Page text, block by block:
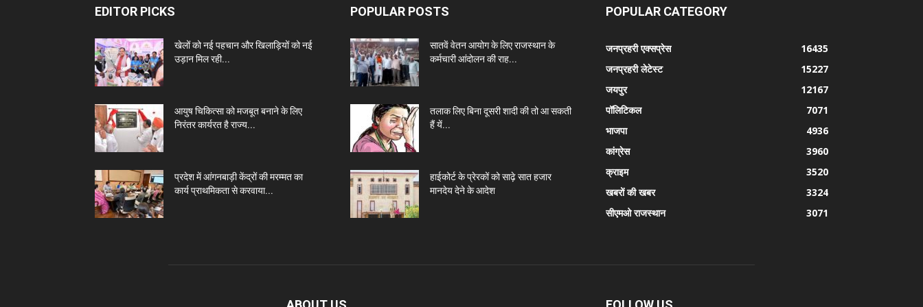
EDITOR PICKS
खेलों को नई पहचान और खिलाड़ियों को नई
उड़ान मिल रही...
आयुष चिकित्सा को मजबूत बनाने के लिए
निरंतर कार्यरत है राज्य...
प्रदेश में आंगनबाड़ी केंद्रों की मरम्मत का
कार्य प्राथमिकता से करवाया...
POPULAR POSTS
सातवें वेतन आयोग के लिए राजस्थान के
कर्मचारी आंदोलन की राह...
तलाक लिए बिना दूसरी शादी की तो आ सकती
हैं यें...
हाईकोर्ट के प्रेरकों को साढ़े सात हजार
मानदेय देने के आदेश
POPULAR CATEGORY
जनप्रहरी एक्सप्रेस
16435
जनप्रहरी लेटेस्ट
15227
जयपुर
12167
पॉलिटिकल
7071
भाजपा
4936
कांग्रेस
3960
क्राइम
3520
खबरों की खबर
3324
सीएमओ राजस्थान
3071